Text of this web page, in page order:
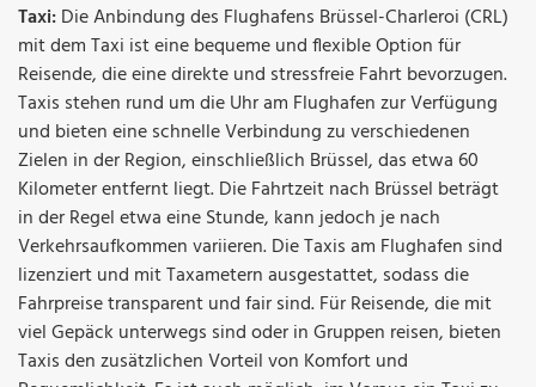
Taxi:Die Anbindung des Flughafens Brüssel-Charleroi (CRL)
mit dem Taxi ist eine bequeme und flexible Option für
Reisende, die eine direkte und stressfreie Fahrt bevorzugen.
Taxis stehen rund um die Uhr am Flughafen zur Verfügung
und bieten eine schnelle Verbindung zu verschiedenen
Zielen in der Region, einschließlich Brüssel, das etwa 60
Kilometer entfernt liegt. Die Fahrtzeit nach Brüssel beträgt
in der Regel etwa eine Stunde, kann jedoch je nach
Verkehrsaufkommen variieren. Die Taxis am Flughafen sind
lizenziert und mit Taxametern ausgestattet, sodass die
Fahrpreise transparent und fair sind. Für Reisende, die mit
viel Gepäck unterwegs sind oder in Gruppen reisen, bieten
Taxis den zusätzlichen Vorteil von Komfort und